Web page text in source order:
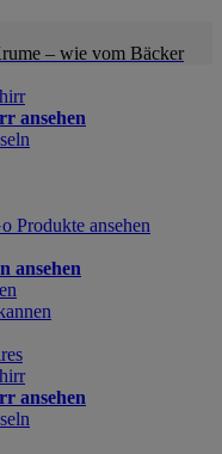
– wie vom Bäcker
ansehen
Produkte ansehen
ansehen
ansehen